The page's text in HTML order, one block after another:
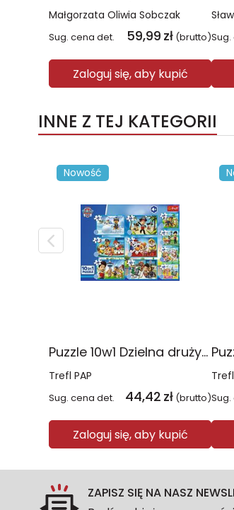
Małgorzata Oliwia Sobczak
Sug. cena det. 59,99 zł (brutto)
Zaloguj się, aby kupić
INNE Z TEJ KATEGORII
Nowość
Puzzle 10w1 Dzielna drużyna Psiego Patrolu 96012
Trefl PAP
Sug. cena det. 44,42 zł (brutto)
Zaloguj się, aby kupić
ZAPISZ SIĘ NA NASZ